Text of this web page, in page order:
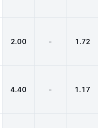
2.00 - 1.72
4.40 - 1.17